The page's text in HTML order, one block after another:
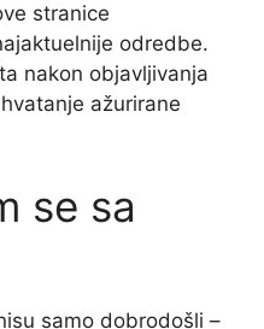
stranice
odredbe.
nakon objavljivanja
ažurirane
se sa
samo dobrodošli –